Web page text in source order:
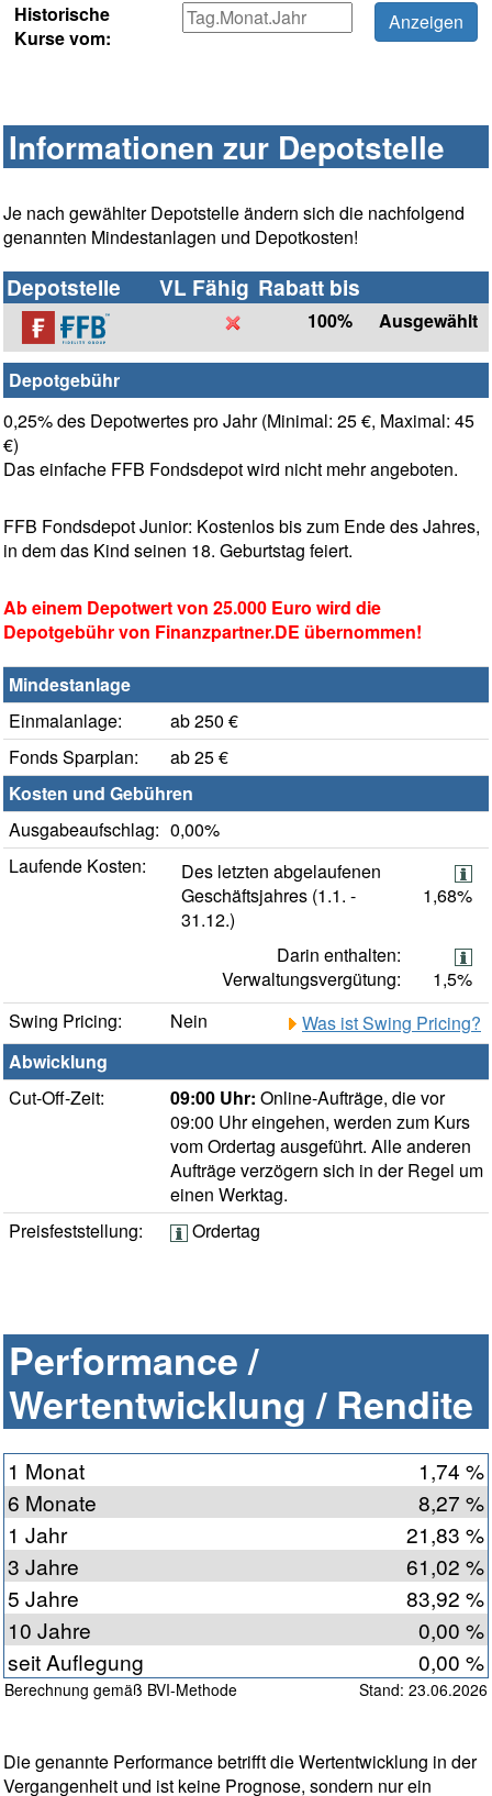
Historische
Kurse vom:
Informationen zur Depotstelle
Je nach gewählter Depotstelle ändern sich die nachfolgend
genannten Mindestanlagen und Depotkosten!
Depotstelle VL Fähig Rabatt bis
100% Ausgewählt
Depotgebühr
0,25% des Depotwertes pro Jahr (Minimal: 25 €, Maximal: 45
€)
Das einfache FFB Fondsdepot wird nicht mehr angeboten.
FFB Fondsdepot Junior: Kostenlos bis zum Ende des Jahres,
in dem das Kind seinen 18. Geburtstag feiert.
Ab einem Depotwert von 25.000 Euro wird die
Depotgebühr von Finanzpartner.DE übernommen!
Mindestanlage
Einmalanlage:
ab 250 €
Fonds Sparplan:
ab 25 €
Kosten und Gebühren
Ausgabeaufschlag: 0,00%
Laufende Kosten:
Des letzten abgelaufenen
Geschäftsjahres (1.1. -
31.12.)
1,68%
Darin enthalten:
Verwaltungsvergütung:
1,5%
Swing Pricing:
Nein
Was ist Swing Pricing?
Abwicklung
Cut-Off-Zeit:
09:00 Uhr: Online-Aufträge, die vor
09:00 Uhr eingehen, werden zum Kurs
vom Ordertag ausgeführt. Alle anderen
Aufträge verzögern sich in der Regel um
einen Werktag.
Preisfeststellung:
Ordertag
Performance /
Wertentwicklung / Rendite
1 Monat
1,74 %
6 Monate
8,27 %
1 Jahr
21,83 %
3 Jahre
61,02 %
5 Jahre
83,92 %
10 Jahre
0,00 %
seit Auflegung
0,00 %
Berechnung gemäß BVI-Methode Stand: 23.06.2026
Die genannte Performance betrifft die Wertentwicklung in der
Vergangenheit und ist keine Prognose, sondern nur ein